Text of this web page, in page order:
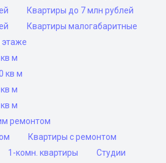
Квартиры до 7 млн рублей
Квартиры малогабаритные
этаже
м
кв м
м
м
ремонтом
Квартиры с ремонтом
1-комн. квартиры
Студии